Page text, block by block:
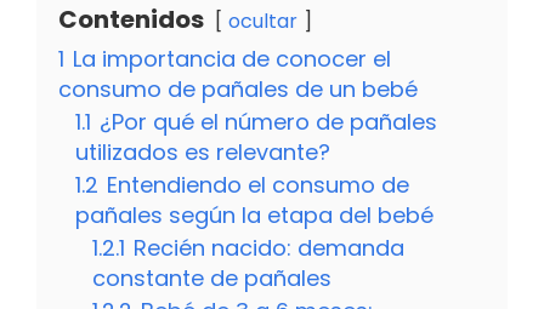
Contenidos ocultar
1 La importancia de conocer el
consumo de pañales de un bebé
1.1 ¿Por qué el número de pañales
utilizados es relevante?
1.2 Entendiendo el consumo de
pañales según la etapa del bebé
1.2.1 Recién nacido: demanda
constante de pañales